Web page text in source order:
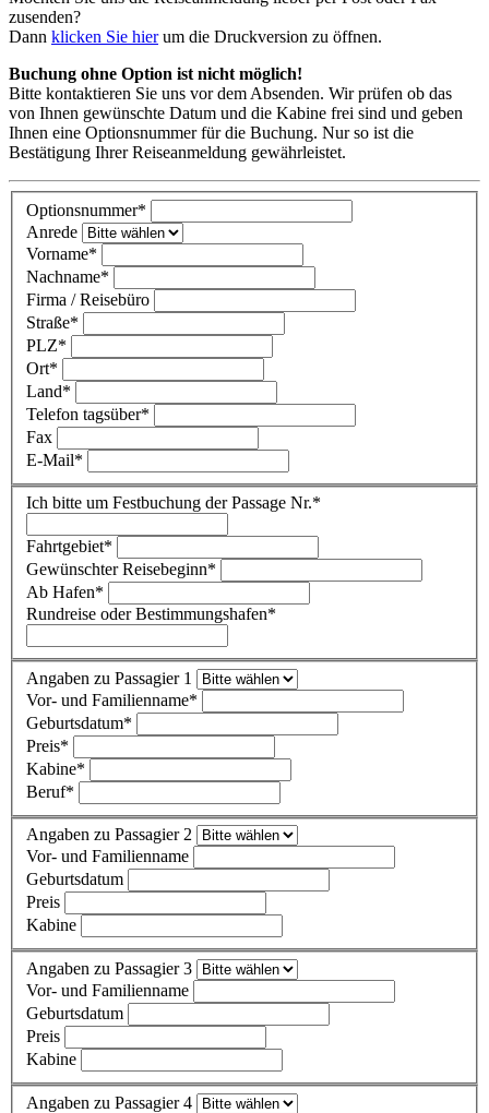
zusenden?
Dann klicken Sie hierum die Druckversion zu öffnen.
Buchung ohne Option ist nicht möglich!
Bitte kontaktieren Sie uns vor dem Absenden. Wir prüfen ob das
von Ihnen gewünschte Datum und die Kabine frei sind und geben
Ihnen eine Optionsnummer für die Buchung. Nur so ist die
Bestätigung Ihrer Reiseanmeldung gewährleistet.
Optionsnummer*
Anrede
Vorname*
Nachname*
Firma / Reisebüro
Straße*
PLZ*
Ort*
Land*
Telefon tagsüber*
Fax
E-Mail*
Ich bitte um Festbuchung der Passage Nr.*
Fahrtgebiet*
Gewünschter Reisebeginn*
Ab Hafen*
Rundreise oder Bestimmungshafen*
Angaben zu Passagier 1
Vor- und Familienname*
Geburtsdatum*
Preis*
Kabine*
Beruf*
Angaben zu Passagier 2
Vor- und Familienname
Geburtsdatum
Preis
Kabine
Angaben zu Passagier 3
Vor- und Familienname
Geburtsdatum
Preis
Kabine
Angaben zu Passagier 4